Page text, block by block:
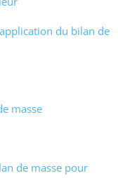
du bilan de
masse
de masse pour